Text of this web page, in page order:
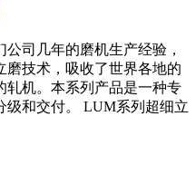
司几年的磨机生产经验，
磨技术，吸收了世界各地的
轧机。本系列产品是一种专
级和交付。 LUM系列超细立